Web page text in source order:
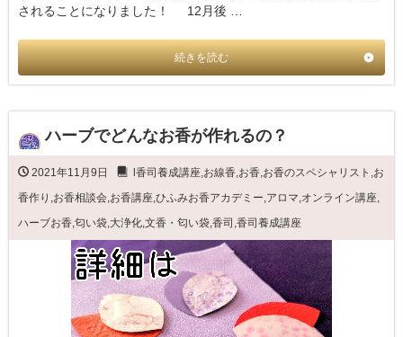
されることになりました！ 12月後 …
続きを読む
ハーブでどんなお香が作れるの？
2021年11月9日 l香司養成講座,お線香,お香,お香のスペシャリスト ,お
香作り ,お香相談会,お香講座,ひふみお香アカデミー,アロマ,オンライン講座,
ハーブお香,匂い袋,大浄化,文香・匂い袋,香司 ,香司養成講座